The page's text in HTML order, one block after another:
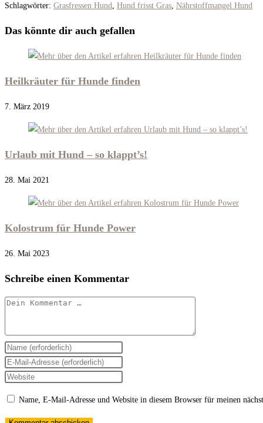
Schlagwörter: Grasfressen Hund Hund frisst Gras Nährstoffmangel Hund
Das könnte dir auch gefallen
Heilkräuter für Hunde finden
7. März 2019
Urlaub mit Hund – so klappt’s!
28. Mai 2021
Kolostrum für Hunde Power
26. Mai 2023
Schreibe einen Kommentar
Kommentar
Gib
deinen
Namen
Benutzernamen
zum
Gib
deine
Adresse
Gib
URL
Name, E-Mail-Adresse und Website in diesem Browser für meinen